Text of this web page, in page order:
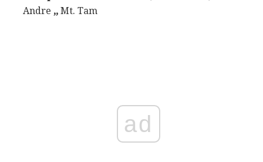
Andre ,, Mt. Tam
ad